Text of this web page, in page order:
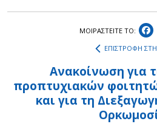
ΜΟΙΡΑΣΤEIΤΕ ΤΟ:
ΕΠΙΣΤΡΟΦΗ ΣΤΗ
Ανακοίνωση για
προπτυχιακών
και για τη